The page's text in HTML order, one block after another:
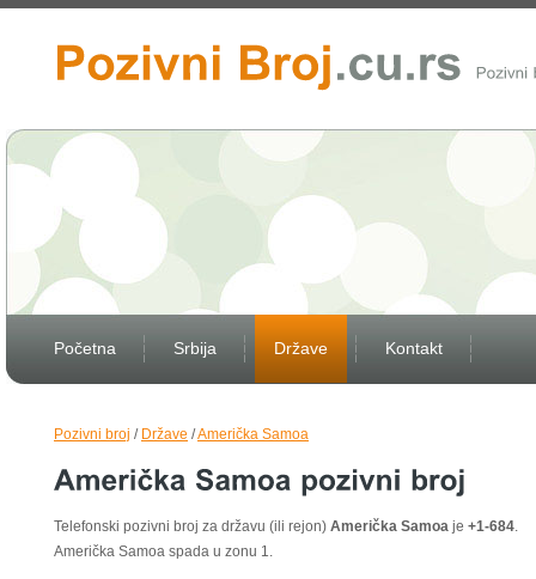
Početna Srbija Države Kontakt
Pozivni broj / Države /Američka Samoa
Telefonski pozivni broj za državu (ili rejon) Američka Samoa je +1-684.
Američka Samoa spada u zonu 1.